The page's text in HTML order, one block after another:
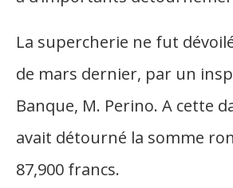
La supercherie ne fut
de mars dernier, par un
Banque, M. Perino. A cette
avait détourné la somme
87,900 francs.